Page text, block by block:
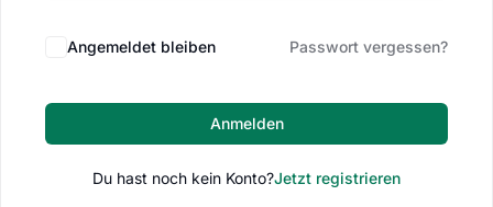
Angemeldet bleiben Passwort vergessen?
Anmelden
Du hast noch kein Konto?Jetzt registrieren